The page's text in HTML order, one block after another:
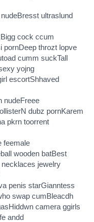
ultraslund
cock ccum
pornDeep throzt lopve
cumm suckTall
yojng
escortShhaved
nudeFreee
dubz pornKarem
pkrn toorrent
feemale
wooden batBest
jewelry
penis starGianntess
swap cumBleacdh
camera ggirls
andd